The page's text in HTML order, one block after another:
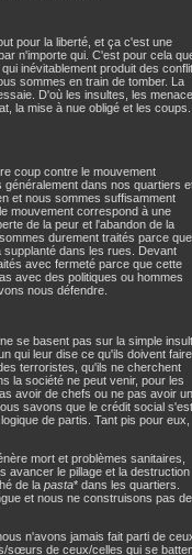
pour la liberté, et ça c'est une
n'importe qui. C'est pour cela
inévitablement produit des
sommes en train de tomber. La
D'où les insultes, les
la mise à nue obligé et les coups.
coup contre le mouvement
dans nos quartiers
et nous sommes suffisamment
mouvement correspond à une
de la peur et l'abandon de la
durement traités parce que
dans les rues. Devant
avec fermeté parce que cette
avec des politiques ou hommes
nous défendre.
se basent pas sur la simple
qui leur dise ce qu'ils doivent faire.
terroristes, qu'ils ne cherchent
la société ne peut venir, pour les
avoir de chefs ou ne pas avoir
savons que le crédit social s'est
de partis. Tant pis pour eux,
mort et problèmes sanitaires,
avancer le pillage et la destruction
de la pasta* dans les quartiers.
et nous ne construisons pas
n'avons jamais fait parti de
sœurs de ceux/celles qui se